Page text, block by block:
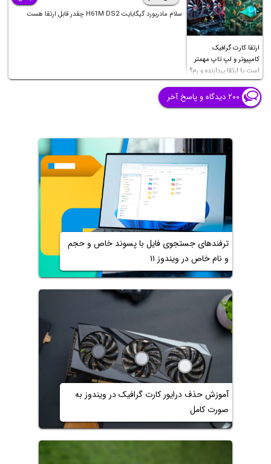
ارتقا کارت گرافیک
کامپیوتر و لپ تاپ مهمتر
است یا ارتقا پردازنده و رم؟
سلام مادربورد گیگابایت H61M DS2 چقدر قابل ارتقا هست
۲۰۰ دیدگاه و پاسخ آخر
ترفندهای جستجوی فایل با پسوند خاص و حجم
و نام خاص در ویندوز ۱۱
آموزش حذف درایور کارت گرافیک در ویندوز به
صورت کامل